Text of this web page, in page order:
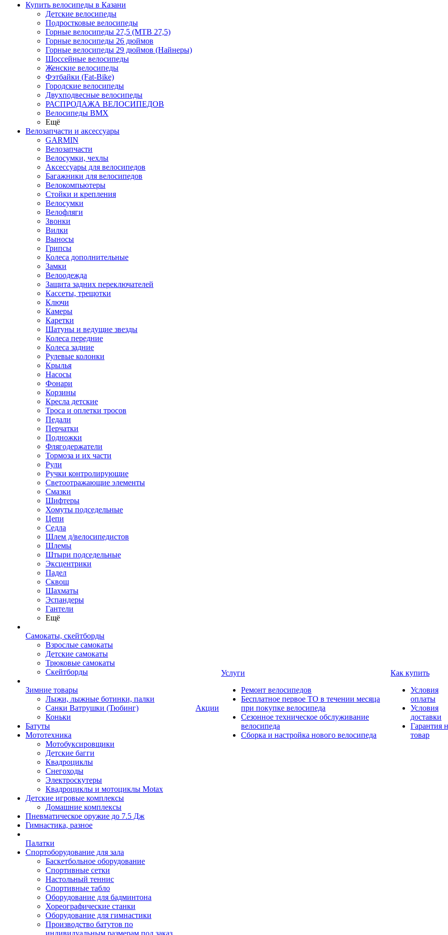
Купить велосипеды в Казани
Детские велосипеды
Подростковые велосипеды
Горные велосипеды 27,5 (MTB 27,5)
Горные велосипеды 26 дюймов
Горные велосипеды 29 дюймов (Найнеры)
Шоссейные велосипеды
Женские велосипеды
Фэтбайки (Fat-Bike)
Городские велосипеды
Двухподвесные велосипеды
РАСПРОДАЖА ВЕЛОСИПЕДОВ
Велосипеды BMX
Ещё
Велозапчасти и аксессуары
GARMIN
Велозапчасти
Велосумки, чехлы
Аксессуары для велосипедов
Багажники для велосипедов
Велокомпьютеры
Стойки и крепления
Велосумки
Велофляги
Звонки
Вилки
Выносы
Грипсы
Колеса дополнительные
Замки
Велоодежда
Защита задних переключателей
Кассеты, трещотки
Ключи
Камеры
Каретки
Шатуны и ведущие звезды
Колеса передние
Колеса задние
Рулевые колонки
Крылья
Насосы
Фонари
Корзины
Кресла детские
Троса и оплетки тросов
Педали
Перчатки
Подножки
Флягодержатели
Тормоза и их части
Рули
Ручки контролирующие
Светоотражающие элементы
Смазки
Шифтеры
Хомуты подседельные
Цепи
Седла
Шлем д/велосипедистов
Шлемы
Штыри подседельные
Эксцентрики
Падел
Сквош
Шахматы
Эспандеры
Гантели
Ещё
Самокаты, скейтборды
Взрослые самокаты
Детские самокаты
Трюковые самокаты
Скейтборды
Зимние товары
Лыжи, лыжные ботинки, палки
Санки Ватрушки (Тюбинг)
Коньки
Батуты
Мототехника
Мотобуксировщики
Детские багги
Квадроциклы
Снегоходы
Электроскутеры
Квадроциклы и мотоциклы Motax
Детские игровые комплексы
Домашние комплексы
Пневматическое оружие до 7.5 Дж
Гимнастика, разное
Палатки
Спортоборудование для зала
Баскетбольное оборудование
Спортивные сетки
Настольный теннис
Спортивные табло
Оборудование для бадминтона
Хореографические станки
Оборудование для гимнастики
Производство батутов по
индивидуальным размерам под заказ
Акции
Услуги
Ремонт велосипедов
Бесплатное первое ТО в течении месяца
при покупке велосипеда
Сезонное техническое обслуживание
велосипеда
Сборка и настройка нового велосипеда
Как купить
Условия
оплаты
Условия
доставки
Гарантия
товар